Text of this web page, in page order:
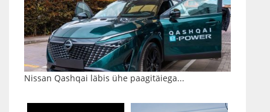
Nissan Qashqai läbis ühe paagitäiega...